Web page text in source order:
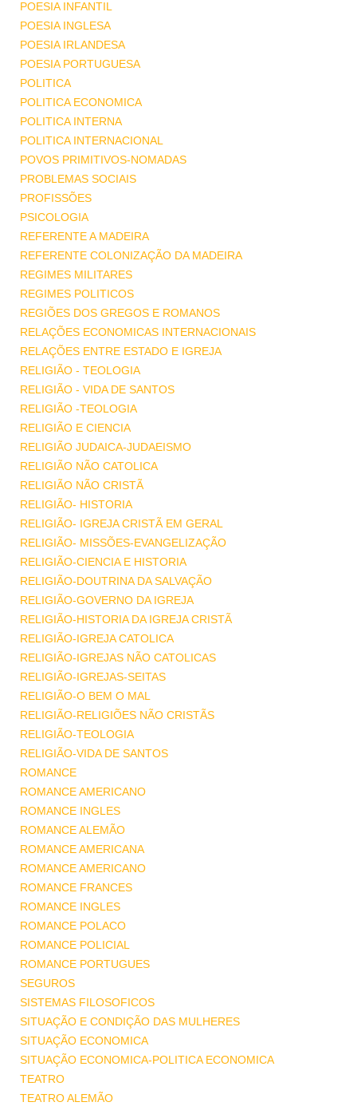
POESIA INFANTIL
POESIA INGLESA
POESIA IRLANDESA
POESIA PORTUGUESA
POLITICA
POLITICA ECONOMICA
POLITICA INTERNA
POLITICA INTERNACIONAL
POVOS PRIMITIVOS-NOMADAS
PROBLEMAS SOCIAIS
PROFISSÕES
PSICOLOGIA
REFERENTE A MADEIRA
REFERENTE COLONIZAÇÃO DA MADEIRA
REGIMES MILITARES
REGIMES POLITICOS
REGIÕES DOS GREGOS E ROMANOS
RELAÇÕES ECONOMICAS INTERNACIONAIS
RELAÇÕES ENTRE ESTADO E IGREJA
RELIGIÃO - TEOLOGIA
RELIGIÃO - VIDA DE SANTOS
RELIGIÃO -TEOLOGIA
RELIGIÃO E CIENCIA
RELIGIÃO JUDAICA-JUDAEISMO
RELIGIÃO NÃO CATOLICA
RELIGIÃO NÃO CRISTÃ
RELIGIÃO- HISTORIA
RELIGIÃO- IGREJA CRISTÃ EM GERAL
RELIGIÃO- MISSÕES-EVANGELIZAÇÃO
RELIGIÃO-CIENCIA E HISTORIA
RELIGIÃO-DOUTRINA DA SALVAÇÃO
RELIGIÃO-GOVERNO DA IGREJA
RELIGIÃO-HISTORIA DA IGREJA CRISTÃ
RELIGIÃO-IGREJA CATOLICA
RELIGIÃO-IGREJAS NÃO CATOLICAS
RELIGIÃO-IGREJAS-SEITAS
RELIGIÃO-O BEM O MAL
RELIGIÃO-RELIGIÕES NÃO CRISTÃS
RELIGIÃO-TEOLOGIA
RELIGIÃO-VIDA DE SANTOS
ROMANCE
ROMANCE AMERICANO
ROMANCE INGLES
ROMANCE ALEMÃO
ROMANCE AMERICANA
ROMANCE AMERICANO
ROMANCE FRANCES
ROMANCE INGLES
ROMANCE POLACO
ROMANCE POLICIAL
ROMANCE PORTUGUES
SEGUROS
SISTEMAS FILOSOFICOS
SITUAÇÃO E CONDIÇÃO DAS MULHERES
SITUAÇÃO ECONOMICA
SITUAÇÃO ECONOMICA-POLITICA ECONOMICA
TEATRO
TEATRO ALEMÃO